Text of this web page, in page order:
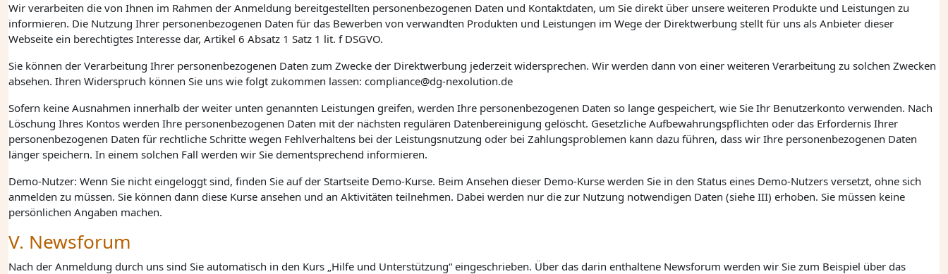
Wir verarbeiten die von Ihnen im Rahmen der Anmeldung bereitgestellten personenbezogenen Daten und Kontaktdaten, um Sie direkt über unsere weiteren Produkte und Leistungen zu
informieren. Die Nutzung Ihrer personenbezogenen Daten für das Bewerben von verwandten Produkten und Leistungen im Wege der Direktwerbung stellt für uns als Anbieter dieser
Webseite ein berechtigtes Interesse dar, Artikel 6 Absatz 1 Satz 1 lit. fDSGVO.
Sie können der Verarbeitung Ihrer personenbezogenen Daten zum Zwecke der Direktwerbung jederzeit widersprechen. Wir werden dann von einer weiteren Verarbeitung zu solchen Zwecken
absehen. Ihren Widerspruch können Sie uns wie folgt zukommen lassen: compliance@dg-nexolution.de
Sofern keine Ausnahmen innerhalb der weiter unten genannten Leistungen greifen, werden Ihre personenbezogenen Daten so lange gespeichert, wie Sie Ihr Benutzerkonto verwenden. Nach
Löschung Ihres Kontos werden Ihre personenbezogenen Daten mit der nächsten regulären Datenbereinigung gelöscht. Gesetzliche Aufbewahrungspflichten oder das Erfordernis Ihrer
personenbezogenen Daten für rechtliche Schritte wegen Fehlverhaltens bei der Leistungsnutzung oder bei Zahlungsproblemen kann dazu führen, dass wir Ihre personenbezogenen Daten
länger speichern. In einem solchen Fall werden wir Sie dementsprechend informieren.
Demo-Nutzer: Wenn Sie nicht eingeloggt sind, finden Sie auf der Startseite Demo-Kurse. Beim Ansehen dieser Demo-Kurse werden Sie in den Status eines Demo-Nutzers versetzt, ohne sich
anmelden zu müssen. Sie können dann diese Kurse ansehen und an Aktivitäten teilnehmen. Dabei werden nur die zur Nutzung notwendigen Daten (siehe III) erhoben. Sie müssen keine
persönlichen Angaben machen.
V. Newsforum
Nach der Anmeldung durch uns sind Sie automatisch in den Kurs „Hilfe und Unterstützung“ eingeschrieben. Über das darin enthaltene Newsforum werden wir Sie zum Beispiel über das